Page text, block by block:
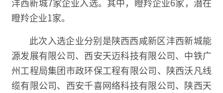
沣西新城7家企业入选。其中，瞪羚企业6家，潜在
瞪羚企业1家。
此次入选企业分别是陕西西咸新区沣西新城能
源发展有限公司、西安天迈科技有限公司、中铁广
州工程局集团市政环保工程有限公司、陕西沃凡线
缆有限公司、西安千喜网络科技有限公司、陕西天